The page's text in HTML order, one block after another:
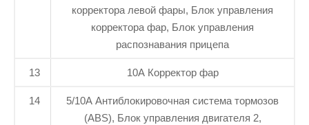
корректора левой фары, Блок управления
корректора фар, Блок управления
распознавания прицепа
13 10A Корректор фар
14
5/10A Антиблокировочная система тормозов
(ABS), Блок управления двигателя 2,